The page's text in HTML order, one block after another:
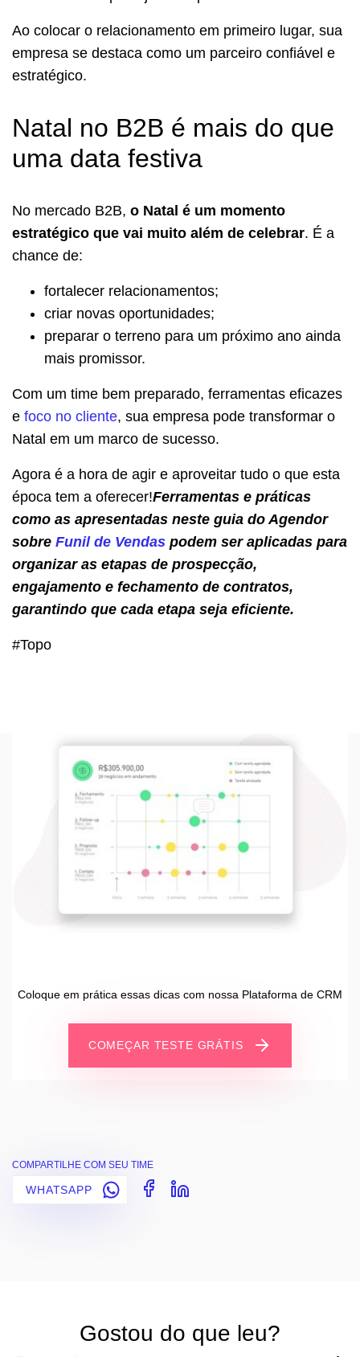
Ao colocar o relacionamento em primeiro lugar, sua
empresa se destaca como um parceiro confiável e
estratégico.
Natal no B2B é mais do que
uma data festiva
No mercado B2B, o Natal é um momento
estratégico que vai muito além de celebrar. É a
chance de:
fortalecer relacionamentos;
criar novas oportunidades;
preparar o terreno para um próximo ano ainda
mais promissor.
Com um time bem preparado, ferramentas eficazes
e foco no cliente, sua empresa pode transformar o
Natal em um marco de sucesso.
Agora é a hora de agir e aproveitar tudo o que esta
época tem a oferecer!Ferramentas e práticas
como as apresentadas neste guia do Agendor
sobre Funil de Vendas podem ser aplicadas para
organizar as etapas de prospecção,
engajamento e fechamento de contratos,
garantindo que cada etapa seja eficiente.
#Topo
Coloque em prática essas dicas com nossa Plataforma de CRM
COMEÇAR TESTE GRÁTIS
COMPARTILHE COM SEU TIME
WHATSAPP
Gostou do que leu?